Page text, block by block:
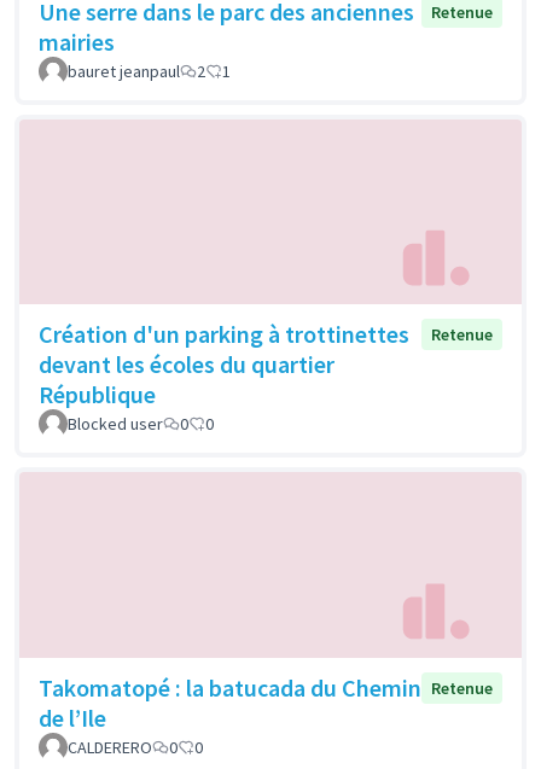
Une serre dans le parc des anciennes
mairies
Retenue
bauret jeanpaul 2 1
Création d'un parking à trottinettes
devant les écoles du quartier
République
Retenue
Blocked user 0 0
Takomatopé : la batucada du Chemin
de l’Ile
Retenue
CALDERERO 0 0